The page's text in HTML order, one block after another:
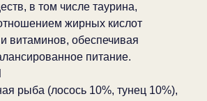
в том числе таурина,
жирных кислот
витаминов, обеспечивая
питание.
рыба (лосось 10%, тунец 10%),